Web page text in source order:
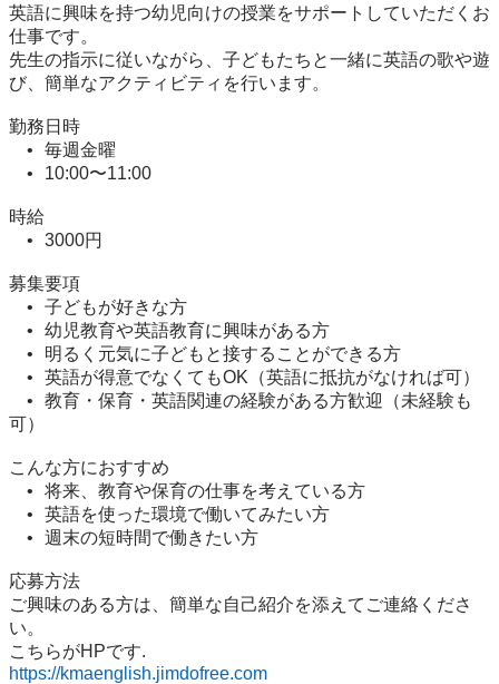
英語に興味を持つ幼児向けの授業をサポートしていただくお
仕事です。
先生の指示に従いながら、子どもたちと一緒に英語の歌や遊
び、簡単なアクティビティを行います。
勤務日時
時給
募集要項
可）
こんな方におすすめ
応募方法
ご興味のある方は、簡単な自己紹介を添えてご連絡くださ
い。
https://kmaenglish.jimdofree.com